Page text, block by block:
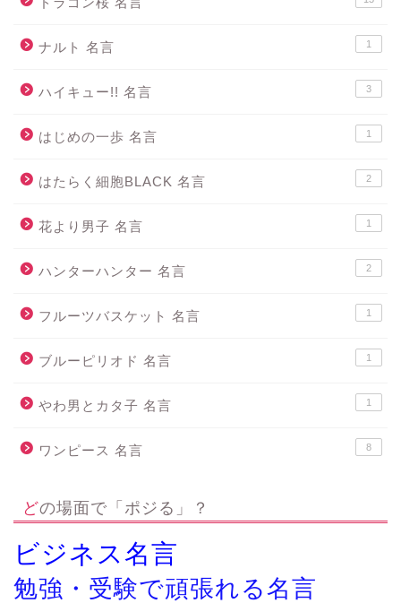
ナルト 名言 1
ハイキュー!! 名言 3
はじめの一歩 名言 1
はたらく細胞BLACK 名言 2
花より男子 名言 1
ハンターハンター 名言 2
フルーツバスケット 名言 1
ブルーピリオド 名言 1
やわ男とカタ子 名言 1
ワンピース 名言 8
どの場面で「ポジる」？
ビジネス名言
勉強・受験で頑張れる名言